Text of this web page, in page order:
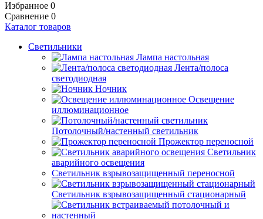
Избранное 0
Сравнение 0
Каталог товаров
Светильники
Лампа настольная
Лента/полоса
светодиодная
Ночник
Освещение
иллюминационное
Потолочный/настенный светильник
Прожектор переносной
Светильник
аварийного освещения
Светильник взрывозащищенный переносной
Светильник взрывозащищенный стационарный